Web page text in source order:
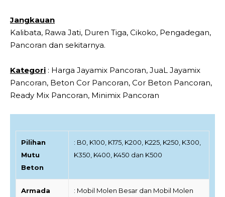
Jangkauan
Kalibata, Rawa Jati, Duren Tiga, Cikoko, Pengadegan,
Pancoran dan sekitarnya.
Kategori : Harga Jayamix Pancoran, JuaL Jayamix
Pancoran, Beton Cor Pancoran, Cor Beton Pancoran,
Ready Mix Pancoran, Minimix Pancoran
Pilihan
Mutu
Beton
: B0, K100, K175, K200, K225, K250, K300,
K350, K400, K450 dan K500
Armada
: Mobil Molen Besar dan Mobil Molen